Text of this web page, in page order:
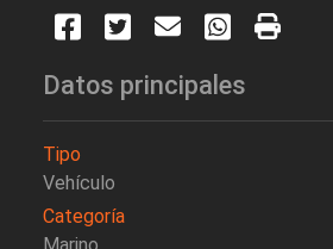
Datos principales
Tipo
Vehículo
Categoría